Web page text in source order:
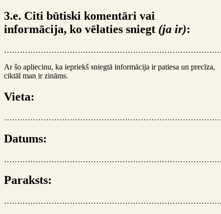
3.e. Citi būtiski komentāri vai
informācija, ko vēlaties sniegt (ja ir):
Ar šo apliecinu, ka iepriekš sniegtā informācija ir patiesa un precīza,
ciktāl man ir zināms.
Vieta:
Datums:
Paraksts: